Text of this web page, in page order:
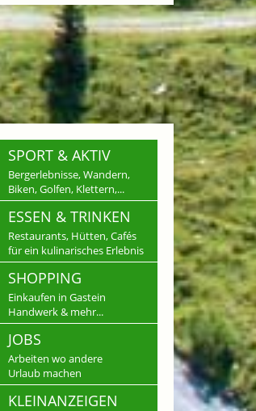
SPORT & AKTIV
Bergerlebnisse, Wandern,
Biken, Golfen, Klettern,...
ESSEN & TRINKEN
Restaurants, Hütten, Cafés
für ein kulinarisches Erlebnis
SHOPPING
Einkaufen in Gastein
Handwerk & mehr...
JOBS
Arbeiten wo andere
Urlaub machen
KLEINANZEIGEN